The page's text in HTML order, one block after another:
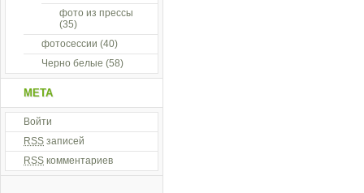
фото из прессы
(35)
фотосессии (40)
Черно белые (58)
МЕТА
Войти
RSS записей
RSS комментариев